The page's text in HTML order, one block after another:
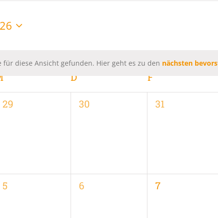
Hinweis
für diese Ansicht gefunden. Hier geht es zu den nächsten
D F
0
29
0
30
0
31
0
5
0
6
0
7